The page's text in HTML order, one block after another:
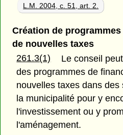
L.M. 2004, c. 51, art. 2.
Création de
de nouvelles taxes
261.3(1)
Le conseil
des programmes de
nouvelles taxes dans
la municipalité pour y
l'investissement ou y
l'aménagement.